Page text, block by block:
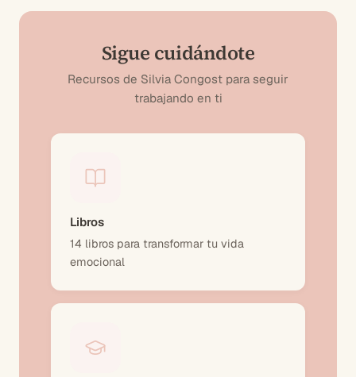
Sigue cuidándote
Recursos de Silvia Congost para seguir
trabajando en ti
Libros
14 libros para transformar tu vida
emocional